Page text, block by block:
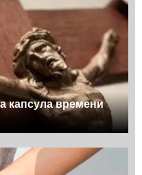
капсула времени